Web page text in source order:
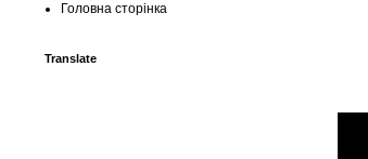
Головна сторінка
Translate